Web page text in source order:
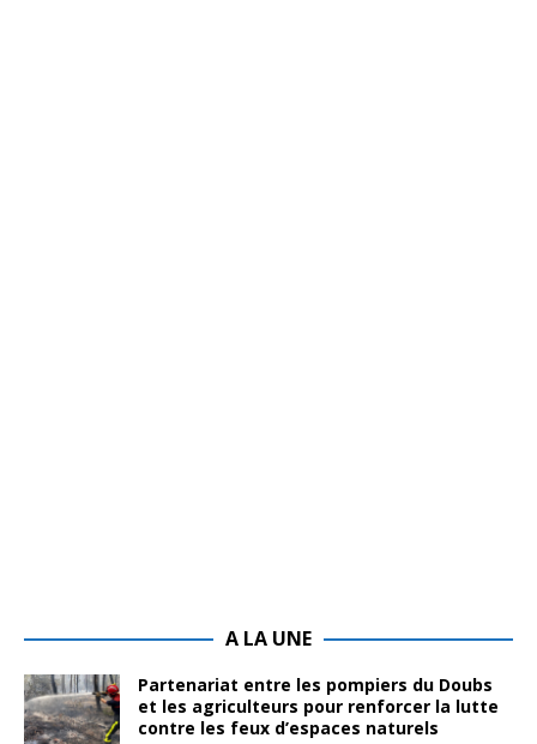
A LA UNE
Partenariat entre les pompiers du Doubs
et les agriculteurs pour renforcer la lutte
contre les feux d’espaces naturels